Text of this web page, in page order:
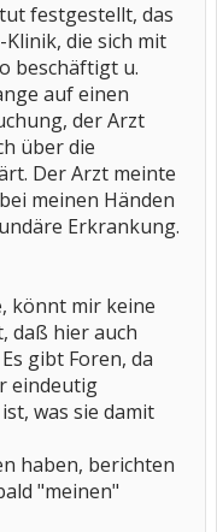
festgestellt, das
die sich mit
beschäftigt u.
auf einen
der Arzt
über die
Der Arzt meinte
meinen Händen
Erkrankung.
könnt mir keine
daß hier auch
gibt Foren, da
eindeutig
was sie damit
haben, berichten
"meinen"